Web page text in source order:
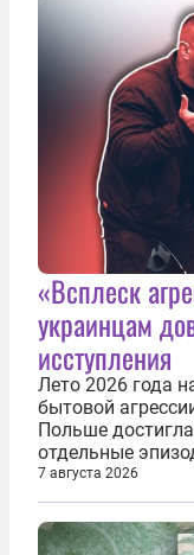
«Всплеск
украинцам
исступления
Лето 2026 года
бытовой
Польше
отдельные
случайными.
буквально
украинским
по-своему...
7 августа 2026